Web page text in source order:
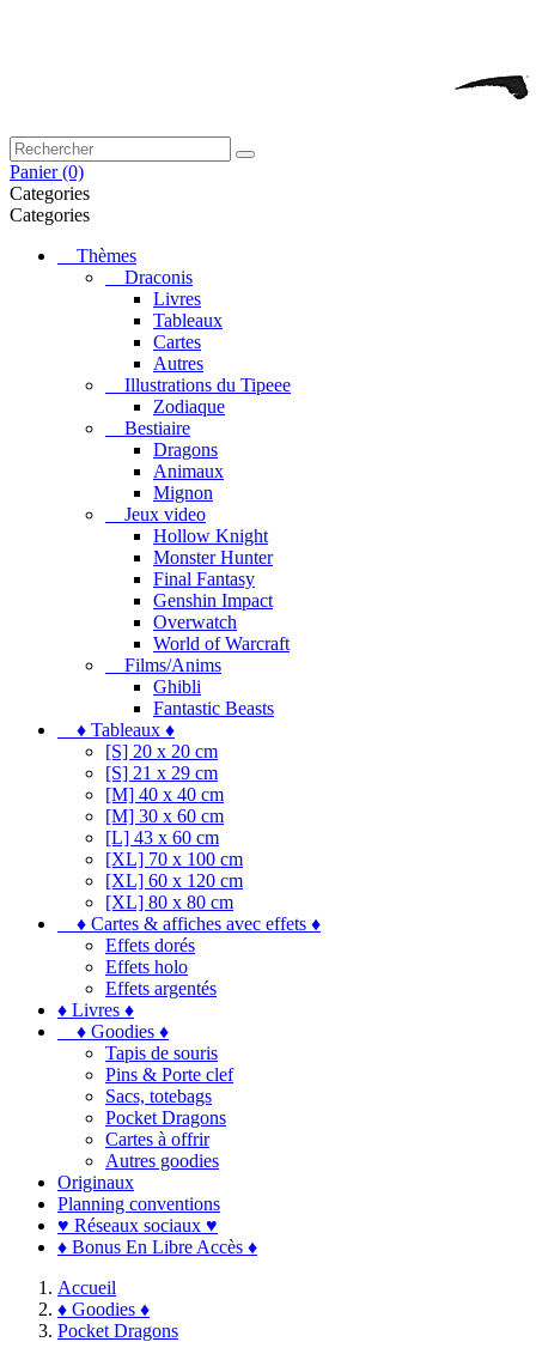
Panier (0)
Categories
Categories
Thèmes
Draconis
Livres
Tableaux
Cartes
Autres
Illustrations du Tipeee
Zodiaque
Bestiaire
Dragons
Animaux
Mignon
Jeux video
Hollow Knight
Monster Hunter
Final Fantasy
Genshin Impact
Overwatch
World of Warcraft
Films/Anims
Ghibli
Fantastic Beasts
♦ Tableaux ♦
[S] 20 x 20 cm
[S] 21 x 29 cm
[M] 40 x 40 cm
[M] 30 x 60 cm
[L] 43 x 60 cm
[XL] 70 x 100 cm
[XL] 60 x 120 cm
[XL] 80 x 80 cm
♦ Cartes & affiches avec effets ♦
Effets dorés
Effets holo
Effets argentés
♦ Livres ♦
♦ Goodies ♦
Tapis de souris
Pins & Porte clef
Sacs, totebags
Pocket Dragons
Cartes à offrir
Autres goodies
Originaux
Planning conventions
♥ Réseaux sociaux ♥
♦ Bonus En Libre Accès ♦
Accueil
♦ Goodies ♦
Pocket Dragons